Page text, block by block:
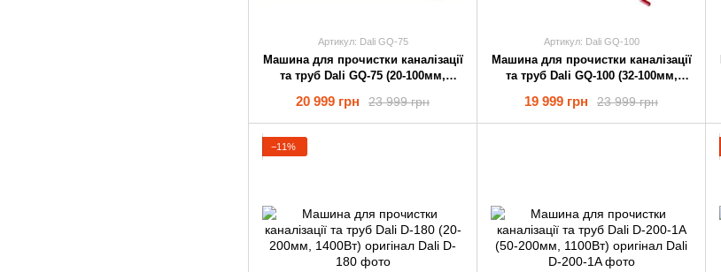
Артикул: Dali GQ-75
Машина для прочистки каналізації
та труб Dali GQ-75 (20-100мм,
23 999 грн
20 999 грн
Артикул: Dali GQ-100
Машина для прочистки каналізації
та труб Dali GQ-100 (32-100мм,
23 999 грн
19 999 грн
−11%